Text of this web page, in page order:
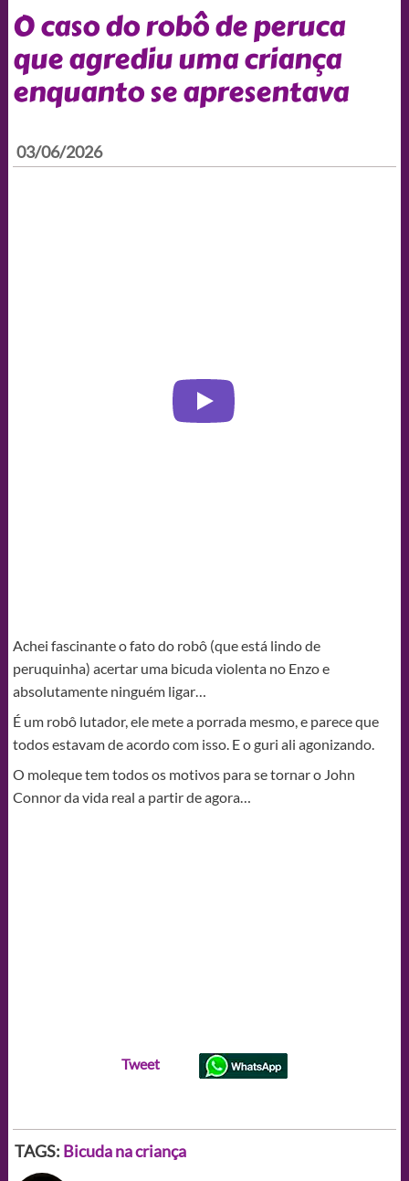
O caso do robô de peruca
que agrediu uma criança
enquanto se apresentava
03/06/2026
Achei fascinante o fato do robô (que está lindo de
peruquinha) acertar uma bicuda violenta no Enzo e
absolutamente ninguém ligar…
É um robô lutador, ele mete a porrada mesmo, e parece que
todos estavam de acordo com isso. E o guri ali agonizando.
O moleque tem todos os motivos para se tornar o John
Connor da vida real a partir de agora…
Tweet
TAGS: Bicuda na criança